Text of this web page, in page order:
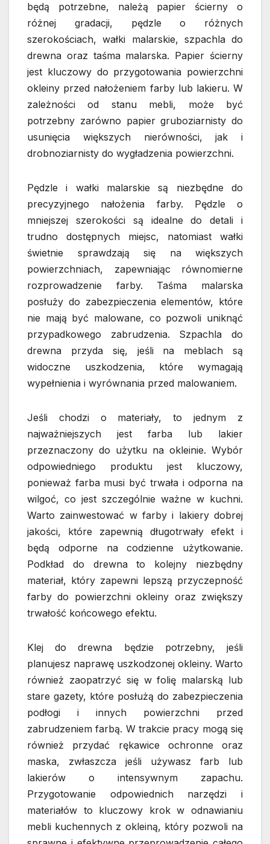
będą potrzebne, należą papier ścierny o
różnej gradacji, pędzle o różnych
szerokościach, wałki malarskie, szpachla do
drewna oraz taśma malarska. Papier ścierny
jest kluczowy do przygotowania powierzchni
okleiny przed nałożeniem farby lub lakieru. W
zależności od stanu mebli, może być
potrzebny zarówno papier gruboziarnisty do
usunięcia większych nierówności, jak i
drobnoziarnisty do wygładzenia powierzchni.
Pędzle i wałki malarskie są niezbędne do
precyzyjnego nałożenia farby. Pędzle o
mniejszej szerokości są idealne do detali i
trudno dostępnych miejsc, natomiast wałki
świetnie sprawdzają się na większych
powierzchniach, zapewniając równomierne
rozprowadzenie farby. Taśma malarska
posłuży do zabezpieczenia elementów, które
nie mają być malowane, co pozwoli uniknąć
przypadkowego zabrudzenia. Szpachla do
drewna przyda się, jeśli na meblach są
widoczne uszkodzenia, które wymagają
wypełnienia i wyrównania przed malowaniem.
Jeśli chodzi o materiały, to jednym z
najważniejszych jest farba lub lakier
przeznaczony do użytku na okleinie. Wybór
odpowiedniego produktu jest kluczowy,
ponieważ farba musi być trwała i odporna na
wilgoć, co jest szczególnie ważne w kuchni.
Warto zainwestować w farby i lakiery dobrej
jakości, które zapewnią długotrwały efekt i
będą odporne na codzienne użytkowanie.
Podkład do drewna to kolejny niezbędny
materiał, który zapewni lepszą przyczepność
farby do powierzchni okleiny oraz zwiększy
trwałość końcowego efektu.
Klej do drewna będzie potrzebny, jeśli
planujesz naprawę uszkodzonej okleiny. Warto
również zaopatrzyć się w folię malarską lub
stare gazety, które posłużą do zabezpieczenia
podłogi i innych powierzchni przed
zabrudzeniem farbą. W trakcie pracy mogą się
również przydać rękawice ochronne oraz
maska, zwłaszcza jeśli używasz farb lub
lakierów o intensywnym zapachu.
Przygotowanie odpowiednich narzędzi i
materiałów to kluczowy krok w odnawianiu
mebli kuchennych z okleiną, który pozwoli na